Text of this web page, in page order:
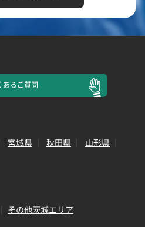
あるご質問
宮城県 秋田県
山形県
その他茨城エリア